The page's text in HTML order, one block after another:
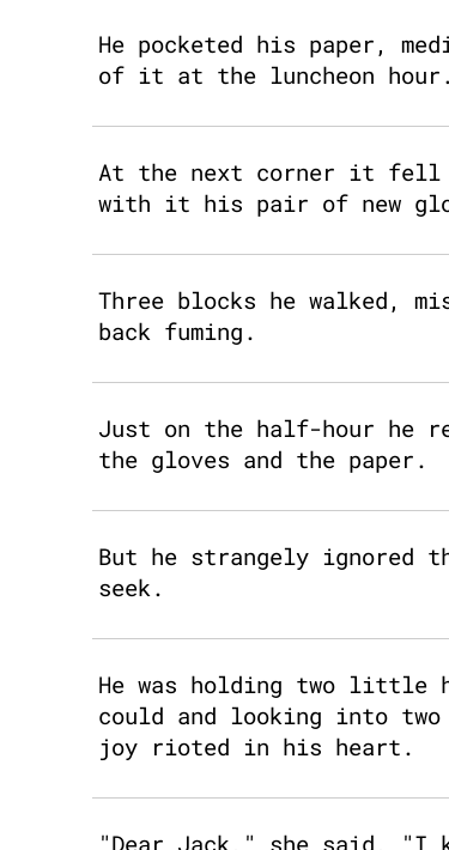
He pocketed his paper,
of it at the luncheon hour.
At the next corner it fell
with it his pair of new
Three blocks he walked,
back fuming.
Just on the half-hour he
the gloves and the paper.
But he strangely ignored
seek.
He was holding two little
could and looking into
joy rioted in his heart.
"Dear Jack," she said, "I